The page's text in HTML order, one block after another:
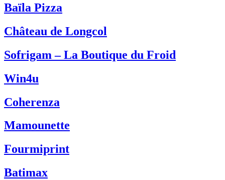
Baïla Pizza
Château de Longcol
Sofrigam – La Boutique du Froid
Win4u
Coherenza
Mamounette
Fourmiprint
Batimax